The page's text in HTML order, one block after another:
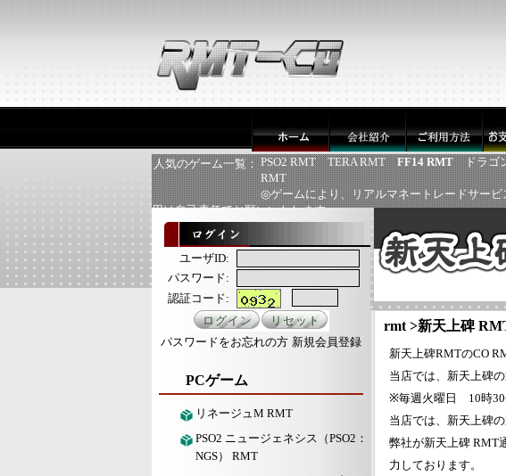
人気のゲーム一覧： PSO2 RMT TERA RMT FF14 RMT ドラゴ
RMT
◎ゲームにより、リアルマネートレードサー
用は自己責任でお願いいたします
ユーザID:
パスワード:
認証コード:
パスワードをお忘れの方 新規会員登録
PCゲーム
リネージュM RMT
PSO2 ニュージェネシス（PSO2：
NGS） RMT
rmt >新天上碑
新天上碑RMTのCO
当店では、新天上碑
※毎週火曜日 10時30
当店では、新天上碑
弊社が新天上碑 RMT
力しております。